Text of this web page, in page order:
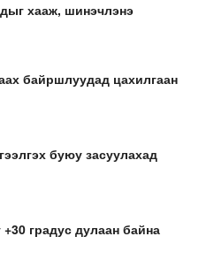
хааж, шинэчлэнэ
байршлуудад цахилгаан
буюу засуулахад
+30 градус дулаан байна